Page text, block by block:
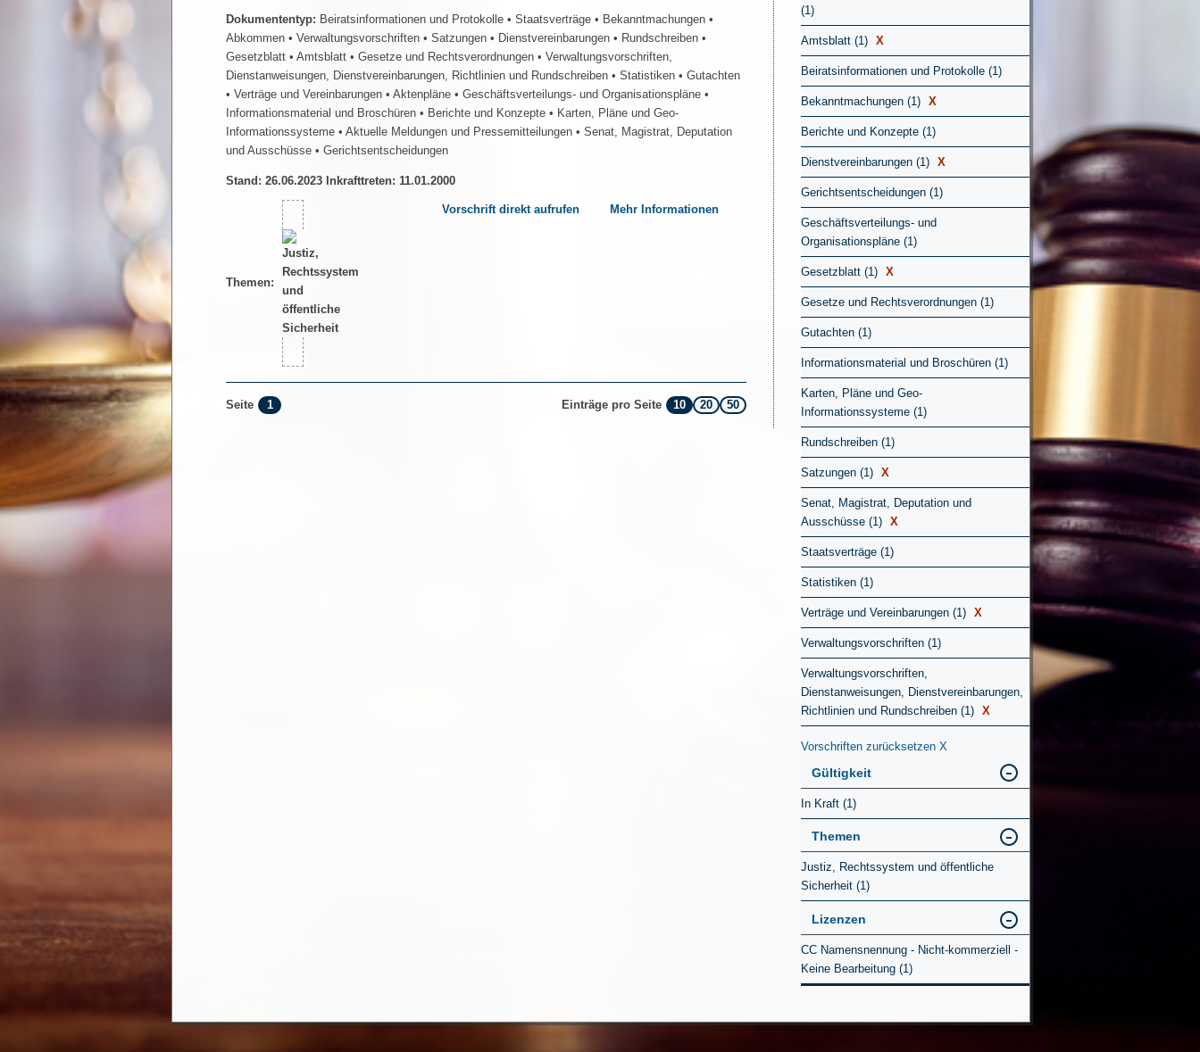
Dokumententyp: Beiratsinformationen und Protokolle • Staatsverträge • Bekanntmachungen •
Abkommen • Verwaltungsvorschriften • Satzungen • Dienstvereinbarungen • Rundschreiben •
Gesetzblatt • Amtsblatt • Gesetze und Rechtsverordnungen • Verwaltungsvorschriften,
Dienstanweisungen, Dienstvereinbarungen, Richtlinien und Rundschreiben • Statistiken • Gutachten
• Verträge und Vereinbarungen • Aktenpläne • Geschäftsverteilungs- und Organisationspläne •
Informationsmaterial und Broschüren • Berichte und Konzepte • Karten, Pläne und Geo-
Informationssysteme • Aktuelle Meldungen und Pressemitteilungen • Senat, Magistrat, Deputation
und Ausschüsse • Gerichtsentscheidungen
Stand: 26.06.2023 Inkrafttreten: 11.01.2000
Themen:
Vorschrift direkt aufrufen Mehr Informationen
Seite 1 Einträge pro Seite 10 20 50
(1)
Amtsblatt (1) X
Beiratsinformationen und Protokolle (1)
Bekanntmachungen (1) X
Berichte und Konzepte (1)
Dienstvereinbarungen (1) X
Gerichtsentscheidungen (1)
Geschäftsverteilungs- und
Organisationspläne (1)
Gesetzblatt (1) X
Gesetze und Rechtsverordnungen (1)
Gutachten (1)
Informationsmaterial und Broschüren (1)
Karten, Pläne und Geo-
Informationssysteme (1)
Rundschreiben (1)
Satzungen (1) X
Senat, Magistrat, Deputation und
Ausschüsse (1) X
Staatsverträge (1)
Statistiken (1)
Verträge und Vereinbarungen (1) X
Verwaltungsvorschriften (1)
Verwaltungsvorschriften,
Dienstanweisungen, Dienstvereinbarungen,
Richtlinien und Rundschreiben (1) X
Vorschriften zurücksetzen X
Gültigkeit
In Kraft (1)
Themen
Justiz, Rechtssystem und öffentliche
Sicherheit (1)
Lizenzen
CC Namensnennung - Nicht-kommerziell -
Keine Bearbeitung (1)